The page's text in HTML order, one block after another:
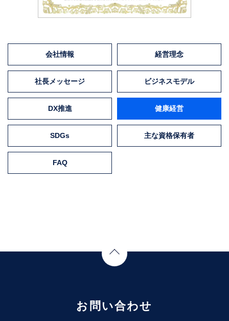
会社情報 経営理念
社長メッセージ ビジネスモデル
DX推進 健康経営
SDGs 主な資格保有者
FAQ
お問い合わせ